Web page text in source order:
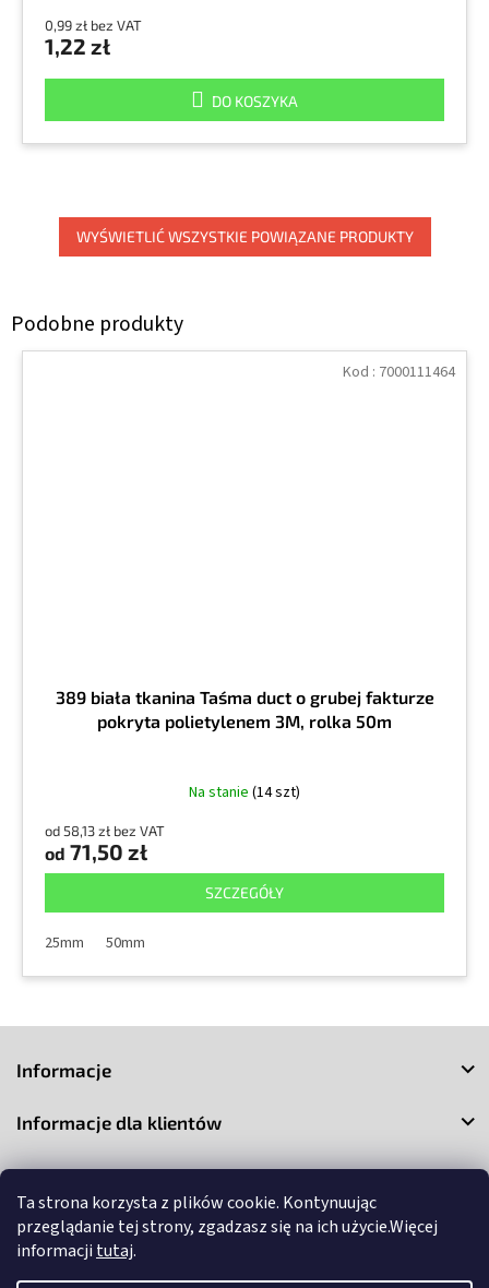
Ta strona korzysta z plików cookie. Kontynuując
przeglądanie tej strony, zgadzasz się na ich użycie.Więcej
informacji tutaj.
0,99 zł bez VAT
1,22 zł
DO KOSZYKA
WYŚWIETLIĆ WSZYSTKIE POWIĄZANE PRODUKTY
389 biała tkanina Taśma duct o grubej fakturze
pokryta polietylenem 3M, rolka 50m
Na stanie (14 szt)
od 58,13 zł bez VAT
od 71,50 zł
SZCZEGÓŁY
25mm 50mm
Kod : 7000111464
Informacje
Informacje dla klientów
Kontakt